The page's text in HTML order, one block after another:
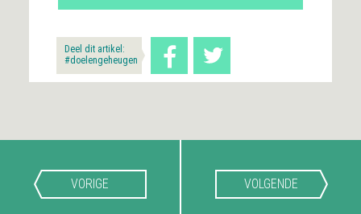
Deel dit artikel:
#doelengeheugen
VORIGE VOLGENDE